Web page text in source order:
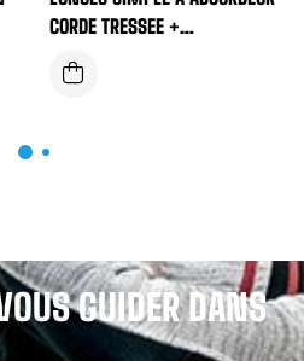
CORDE TRESSEE +
MOUSQUETON ATOMATIQUE +
LONGUEUR 1,80
GUIDER DANS